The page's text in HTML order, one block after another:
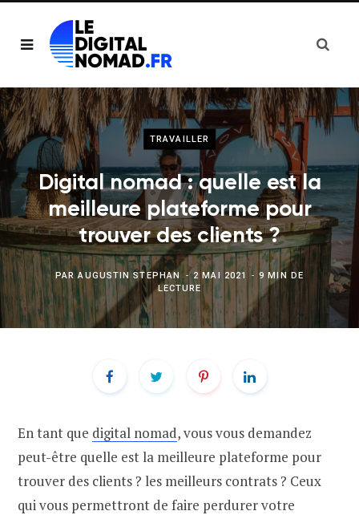
TRAVAILLER
Digital nomad : quelle est la
meilleure plateforme pour
trouver des clients ?
PARAUGUSTIN STEPHAN 2 MAI 2021
9 MIN DE
LECTURE
En tant que digital nomad, vous vous demandez
peut-être quelle est la meilleure plateforme pour
trouver des clients ? les meilleurs contrats ? Ceux
qui vous permettront de faire perdurer votre